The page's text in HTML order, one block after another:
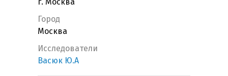
г. Москва
Город
Москва
Исследователи
Васюк Ю.А